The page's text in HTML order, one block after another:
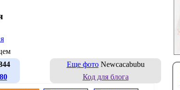
Еще фотоNewcacabubu
Код для блога